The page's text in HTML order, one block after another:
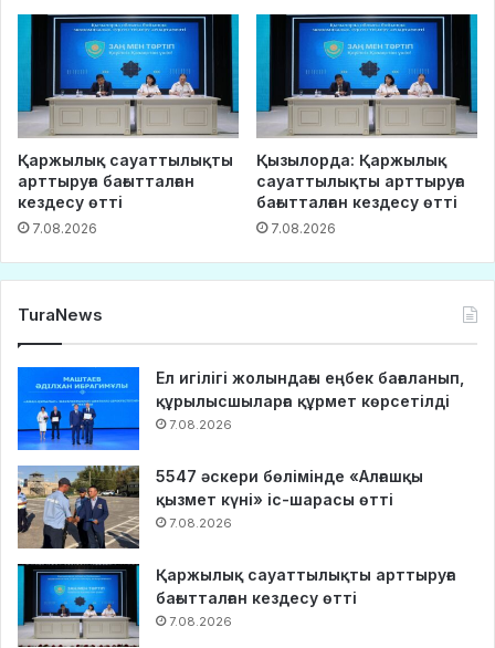
Қаржылық сауаттылықты
арттыруға бағытталған
кездесу өтті
7.08.2026
Қызылорда: Қаржылық
сауаттылықты арттыруға
бағытталған кездесу өтті
7.08.2026
TuraNews
Ел игілігі жолындағы еңбек бағаланып,
құрылысшыларға құрмет көрсетілді
7.08.2026
5547 әскери бөлімінде «Алғашқы
қызмет күні» іс-шарасы өтті
7.08.2026
Қаржылық сауаттылықты арттыруға
бағытталған кездесу өтті
7.08.2026